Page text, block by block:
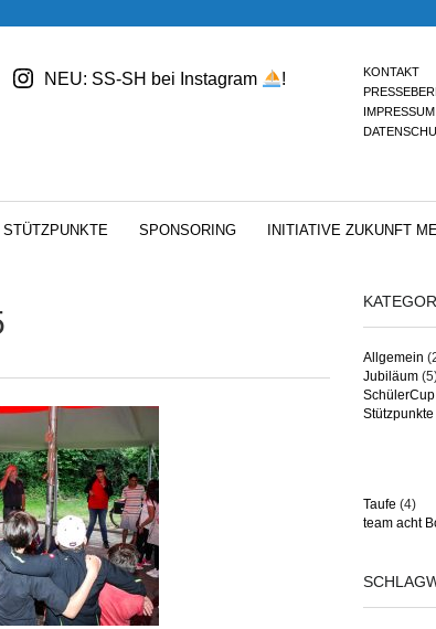
NEU: SS-SH bei Instagram !
KONTAKT
IMPRESSUM
STÜTZPUNKTE SPONSORING INITIATIVE ZUKUNFT
Allgemein
Jubiläum
SchülerCup
Stützpunkte
Taufe (4)
team acht